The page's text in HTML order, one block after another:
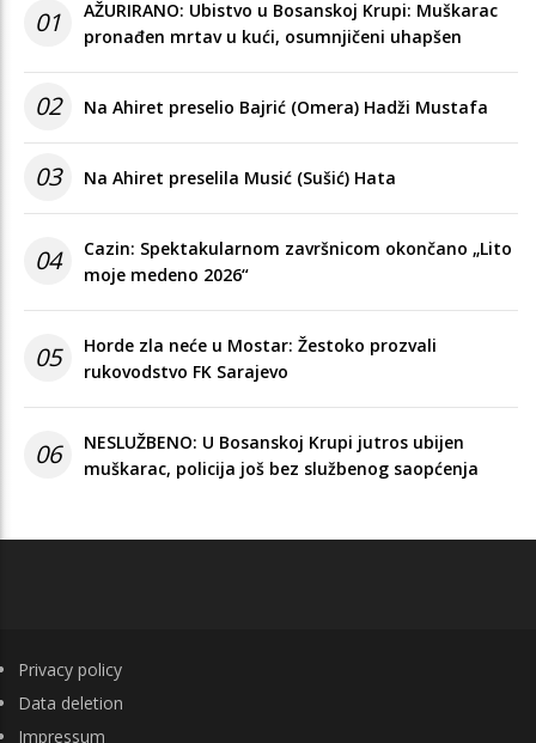
01
AŽURIRANO: Ubistvo u Bosanskoj Krupi: Muškarac
pronađen mrtav u kući, osumnjičeni uhapšen
02 Na Ahiret preselio Bajrić (Omera) Hadži Mustafa
03 Na Ahiret preselila Musić (Sušić) Hata
04
Cazin: Spektakularnom završnicom okončano „Lito
moje medeno 2026“
05
Horde zla neće u Mostar: Žestoko prozvali
rukovodstvo FK Sarajevo
06
NESLUŽBENO: U Bosanskoj Krupi jutros ubijen
muškarac, policija još bez službenog saopćenja
FOOTER
Privacy policy
Data deletion
Impressum